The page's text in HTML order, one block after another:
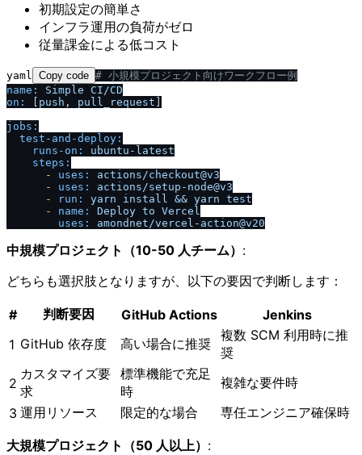
初期設定の簡単さ
インフラ運用の負荷がゼロ
従量課金による低コスト
yaml Copy code # 小規模プロジェクト向けワークフロー例
name:
Simple CI/CD
on:
push , pull_request
jobs:
test-and-deploy:
runs-on:
ubuntu-latest
steps:
-
uses: actions/checkout@v3
-
uses: actions/setup-node@v3
-
run: yarn install && yarn test
-
name: Deploy to Vercel
uses:
amondnet/vercel-action@v20
中規模プロジェクト（10-50 人チーム） :
どちらも選択肢となりますが、以下の要因で判断します：
# 判断要因 GitHub Actions
Jenkins
1 GitHub 依存度 高い場合に推奨
複数 SCM 利用時に推
奨
2
カスタマイズ要
求
標準機能で充足
時
複雑な要件時
3 運用リソース 限定的な場合 専任エンジニア確保時
大規模プロジェクト（50 人以上） :